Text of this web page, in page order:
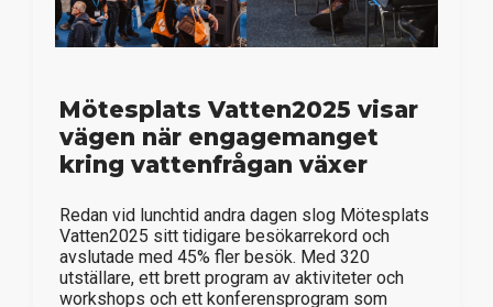
Mötesplats Vatten2025 visar
vägen när engagemanget
kring vattenfrågan växer
Redan vid lunchtid andra dagen slog Mötesplats
Vatten2025 sitt tidigare besökarrekord och
avslutade med 45% fler besök. Med 320
utställare, ett brett program av aktiviteter och
workshops och ett konferensprogram som